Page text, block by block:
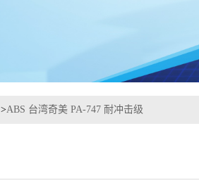
>ABS 台湾奇美 PA-747 耐冲击级